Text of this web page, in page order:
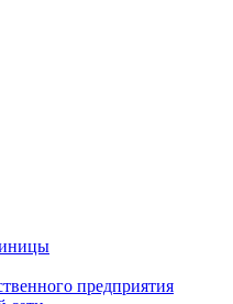
предприятия